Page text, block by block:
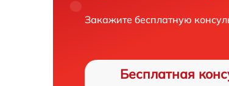
Закажите бесплатную
Бесплатная